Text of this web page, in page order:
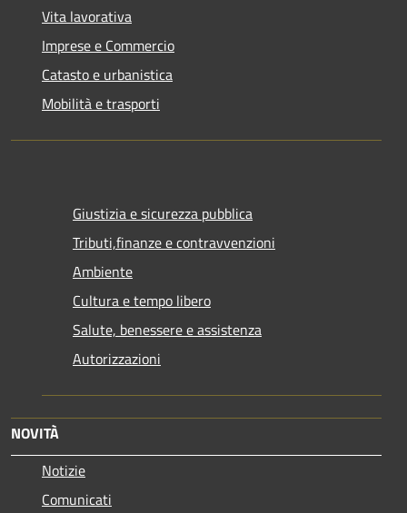
Vita lavorativa
Imprese e Commercio
Catasto e urbanistica
Mobilità e trasporti
Giustizia e sicurezza pubblica
Tributi,finanze e contravvenzioni
Ambiente
Cultura e tempo libero
Salute, benessere e assistenza
Autorizzazioni
NOVITÀ
Notizie
Comunicati